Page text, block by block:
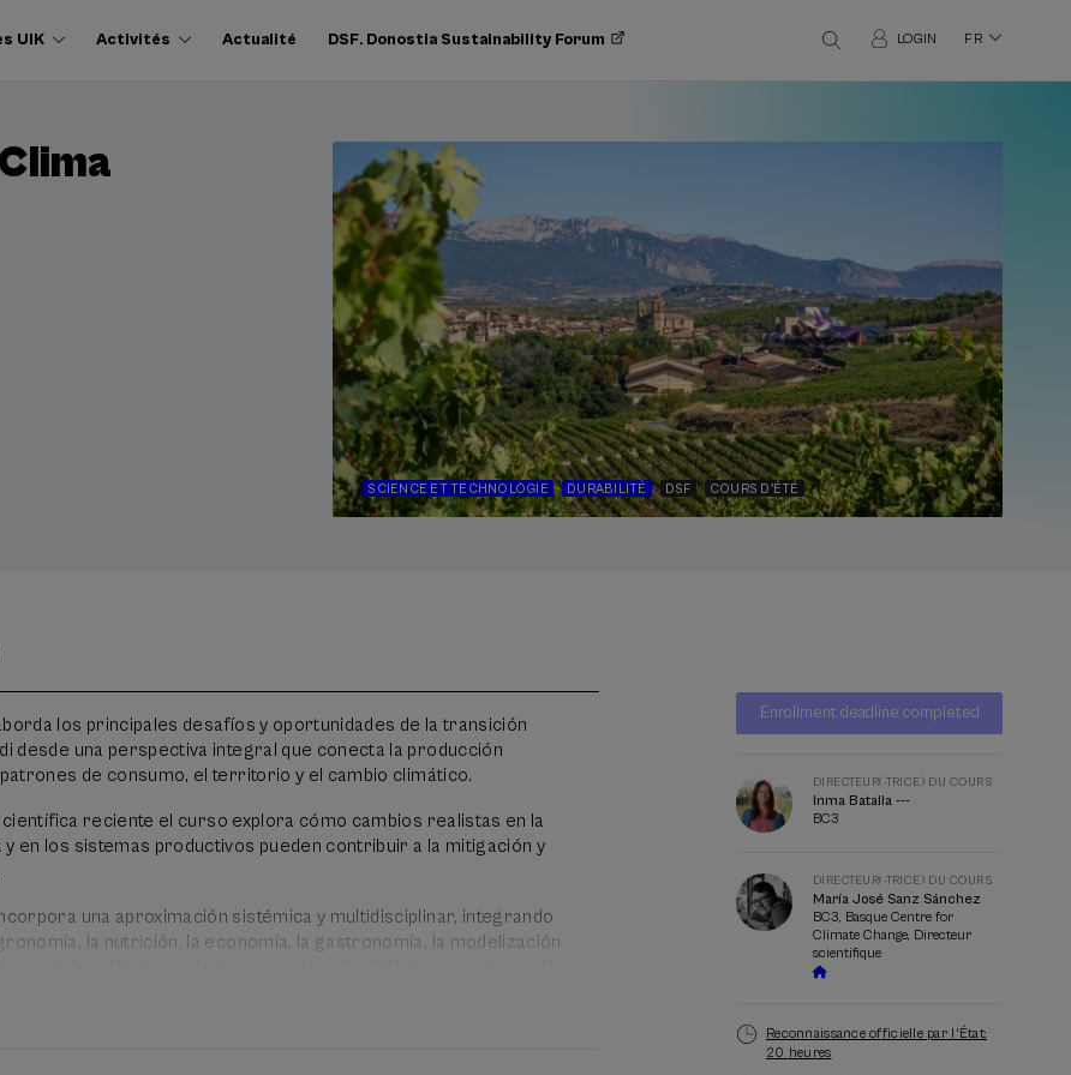
UIK Activités Actualité DSF. Donostia Sustainability Forum LOGIN FR
SCIENCE ET TECHNOLOGIE DURABILITÉ DSF COURS D'ÉTÉ
los principales desafíos y oportunidades de la transición
desde una perspectiva integral que conecta la producción
de consumo, el territorio y el cambio climático.
reciente el curso explora cómo cambios realistas en la
y en los sistemas productivos pueden contribuir a la mitigación y
una aproximación sistémica y multidisciplinar, integrando
la nutrición, la economía, la gastronomía, la modelización
sistema alimentario (sector agrario, distribución, administración
consumidores, organizaciones ambientales) así como la
Date d'échéance
Liste
d'attente
Enrollment deadline completed
du
cours
DIRECTEUR(-TRICE) DU COURS
Inma Batalla ---
BC3
DIRECTEUR(-TRICE) DU COURS
María José Sanz Sánchez
BC3, Basque Centre for
Climate Change, Directeur
scientifique
Reconnaissance officielle par l'État:
20 heures